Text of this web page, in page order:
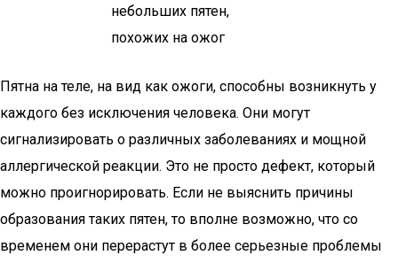
Пятна на теле, на вид как ожоги, способны возникнуть у
каждого без исключения человека. Они могут
сигнализировать о различных заболеваниях и мощной
аллергической реакции. Это не просто дефект, который
можно проигнорировать. Если не выяснить причины
образования таких пятен, то вполне возможно, что со
временем они перерастут в более серьезные проблемы